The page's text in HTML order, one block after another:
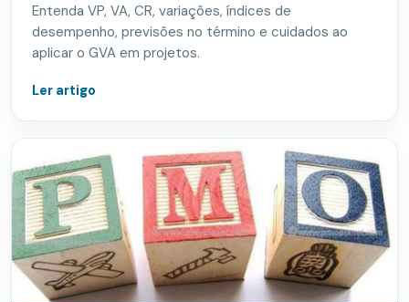
Entenda VP, VA, CR, variações, índices de
desempenho, previsões no término e cuidados ao
aplicar o GVA em projetos.
Ler artigo